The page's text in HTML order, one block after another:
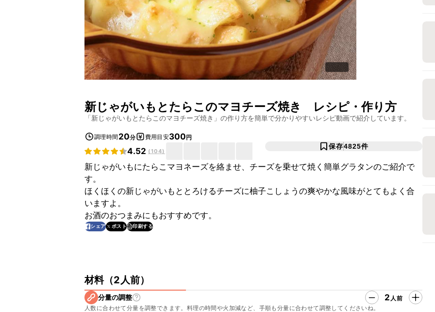
新じゃがいもとたらこのマヨチーズ焼き レシピ・作り方
「新じゃがいもとたらこのマヨチーズ焼き 」の作り方を簡単で分かりやすいレシピ動画で紹介しています。
調理時間 20分 費用目安300円
4.52 (104)
保存4825件
新じゃがいもにたらこマヨネーズを絡ませ、チーズを乗せて焼く簡単グラタンのご紹介で
す。
ほくほくの新じゃがいもととろけるチーズに柚子こしょうの爽やかな風味がとてもよく合
いますよ。
お酒のおつまみにもおすすめです。
シェア ポスト 印刷する
材料（2人前）
分量の調整 2 人前
人数に合わせて分量を調整できます。料理の時間や火加減など、手順も分量に合わせて調整してくださいね。